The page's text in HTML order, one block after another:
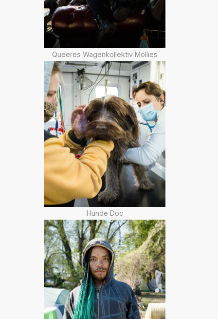
Queeres Wagenkollektiv Mollies
Hunde Doc